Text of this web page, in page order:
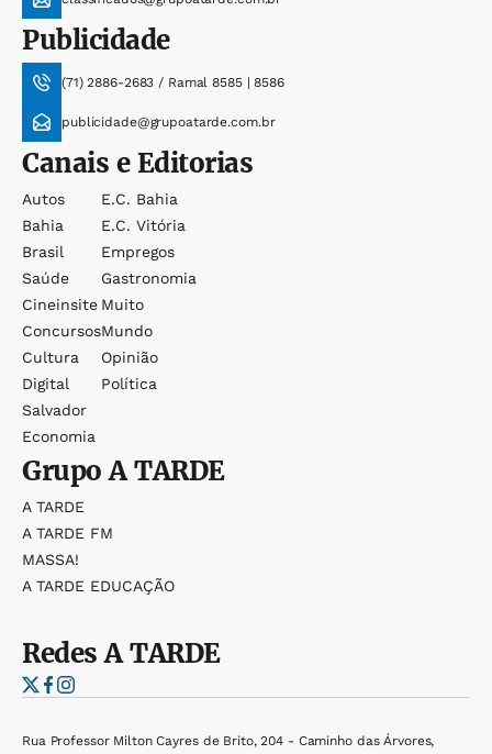
Publicidade
(71) 2886-2683 / Ramal 8585 | 8586
publicidade@grupoatarde.com.br
Canais e Editorias
Autos
Bahia
Brasil
Saúde
Cineinsite
Concursos
Cultura
Digital
Salvador
Economia
E.c. Bahia
E.c. Vitória
Empregos
Gastronomia
Muito
Mundo
Opinião
Política
GrupoA TARDE
A TARDE
A TARDE FM
MASSA!
A TARDE EDUCAÇÃO
RedesA TARDE
Rua Professor Milton Cayres de Brito, 204 - Caminho das Árvores,